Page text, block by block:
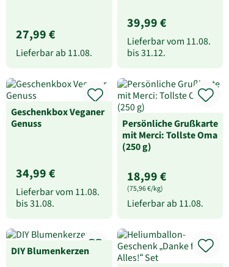
27,99 €
Lieferbar ab 11.08.
39,99 €
Lieferbar vom 11.08.
bis31.12.
Geschenkbox Veganer
Genuss
34,99 €
Lieferbar vom 11.08.
bis31.08.
Persönliche Grußkarte
mit Merci: Tollste Oma
(250 g)
18,99 €
(75,96 €/kg)
Lieferbar ab 11.08.
DIY Blumenkerzen